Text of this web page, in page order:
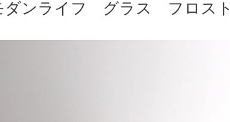
ダンライフ グラス フロスト